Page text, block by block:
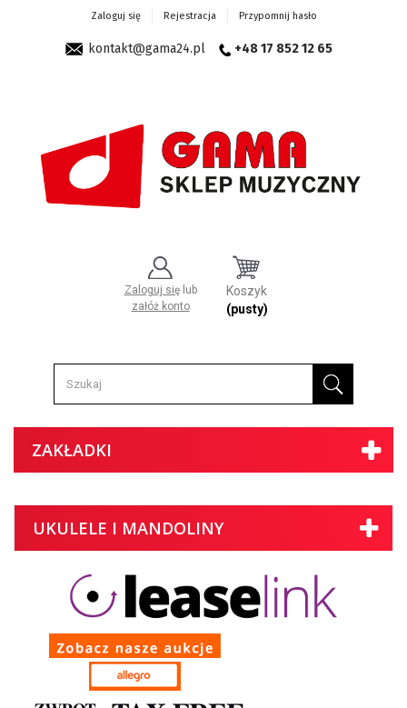
Zaloguj się Rejestracja Przypomnij hasło
kontakt@gama24.pl +48 17 852 12 65
Zaloguj się lub
załóż konto
Koszyk
(pusty)
ZAKŁADKI
UKULELE I MANDOLINY